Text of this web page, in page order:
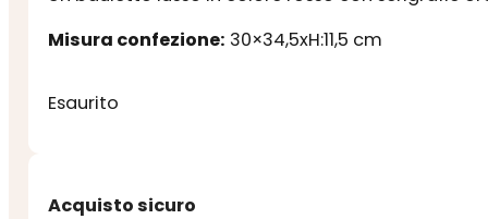
originale
era:
attuale
è:
Misura confezione: 30×34,5xH:11,5 cm
Esaurito
Acquisto sicuro